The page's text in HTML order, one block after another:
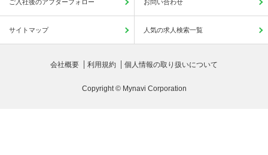
ご入社後のアフターフォロー お問い合わせ
サイトマップ 人気の求人検索一覧
会社概要 利用規約 個人情報の取り扱いについて
Copyright © Mynavi Corporation